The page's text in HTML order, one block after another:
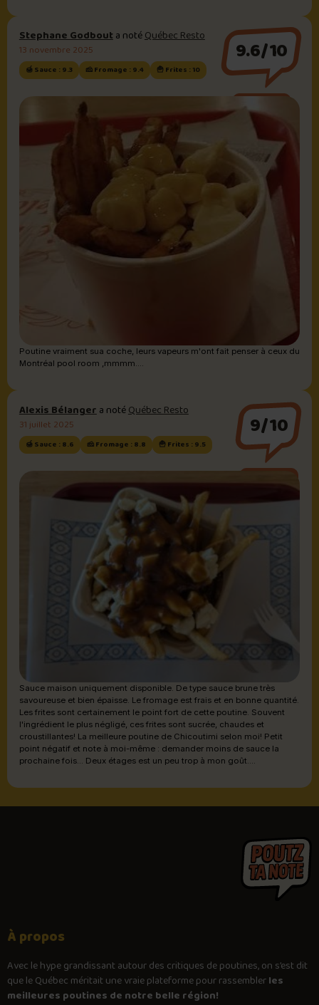
Stephane Godbouta notéQuébec Resto
13 novembre 2025
🍯 Sauce : 9.3 🧀 Fromage : 9.4 🍟 Frites : 10
9.6/10
Poutine vraiment sua coche, leurs vapeurs m'ont fait penser à ceux du
Montréal pool room ,mmmm....
Alexis Bélangera notéQuébec Resto
31 juillet 2025
🍯 Sauce : 8.6 🧀 Fromage : 8.8 🍟 Frites : 9.5
9/10
Sauce maison uniquement disponible. De type sauce brune très
savoureuse et bien épaisse. Le fromage est frais et en bonne quantité.
Les frites sont certainement le point fort de cette poutine. Souvent
l'ingrédient le plus négligé, ces frites sont sucrée, chaudes et
croustillantes! La meilleure poutine de Chicoutimi selon moi! Petit
point négatif et note à moi-même : demander moins de sauce la
prochaine fois... Deux étages est un peu trop à mon goût....
À propos
Avec lehypegrandissant autour des critiques de poutines, on s’est dit
que le Québec méritait une vraie plateforme pour rassemblerles
meilleures poutines de notre belle région!